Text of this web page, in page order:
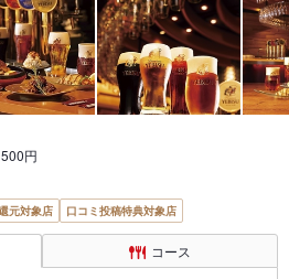
円
元対象店 口コミ投稿特典対象店
コース